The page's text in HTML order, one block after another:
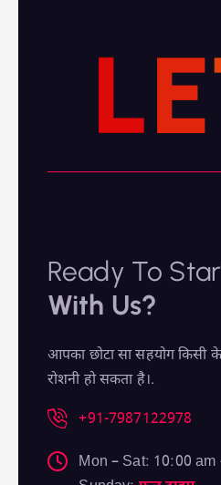
LE
Ready To
With Us?
आपका छोटा सा सहयोग किसी
रोशनी हो सकता है।.
+91-7987122978
Mon – Sat: 10:00 am